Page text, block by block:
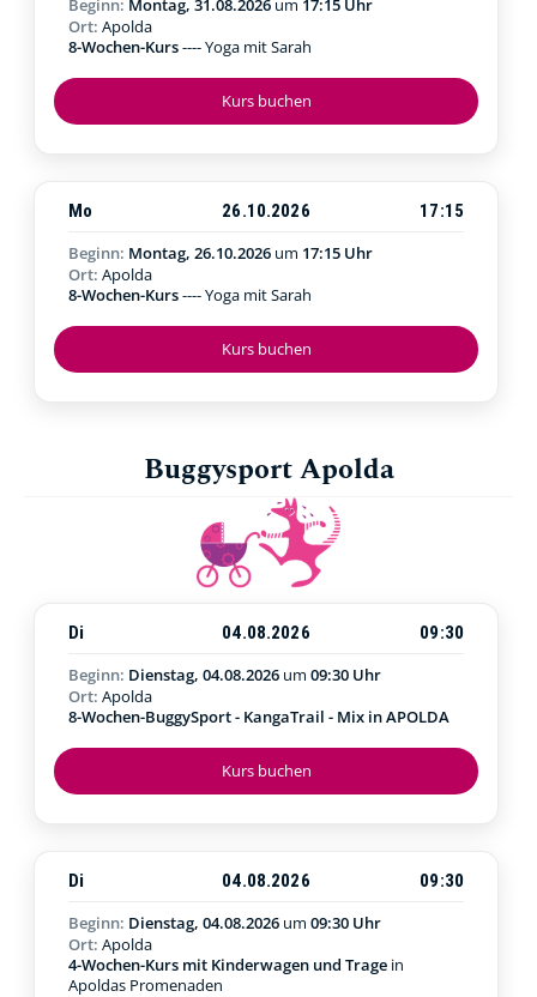
Kurs buchen
Beginn: Montag, 31.08.2026 um 17:15 Uhr
Ort: Apolda
8-Wochen-Kurs---- Yoga mit Sarah
Kurs buchen
Mo 26.10.2026
17:15
Beginn: Montag, 26.10.2026 um 17:15 Uhr
Ort: Apolda
8-Wochen-Kurs---- Yoga mit Sarah
Buggysport Apolda
Kurs buchen
Di 04.08.2026
09:30
Beginn: Dienstag, 04.08.2026 um 09:30 Uhr
Ort: Apolda
8-Wochen-BuggySport - KangaTrail - Mix in APOLDA
Di 04.08.2026
09:30
Beginn: Dienstag, 04.08.2026 um 09:30 Uhr
Ort: Apolda
4-Wochen-Kurs mit Kinderwagen und Trage in
Apoldas Promenaden